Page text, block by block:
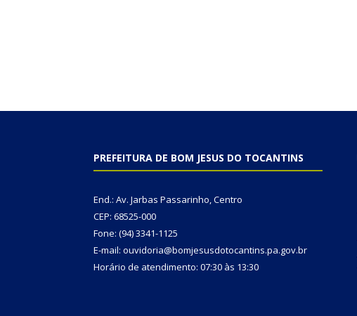
PREFEITURA DE BOM JESUS DO TOCANTINS
End.: Av. Jarbas Passarinho, Centro
CEP: 68525-000
Fone: (94) 3341-1125
E-mail: ouvidoria@bomjesusdotocantins.pa.gov.br
Horário de atendimento: 07:30 às 13:30